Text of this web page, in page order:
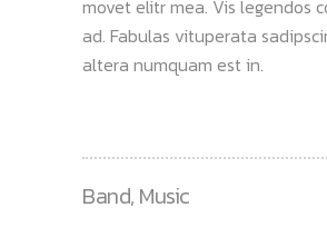
movet elitr mea. Vis legendos
ad. Fabulas vituperata
altera numquam est in.
Band, Music